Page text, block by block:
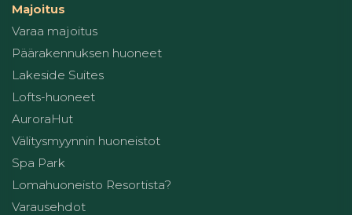
Majoitus
Varaa majoitus
Päärakennuksen huoneet
Lakeside Suites
Lofts-huoneet
AuroraHut
Välitysmyynnin huoneistot
Spa Park
Lomahuoneisto Resortista?
Varausehdot